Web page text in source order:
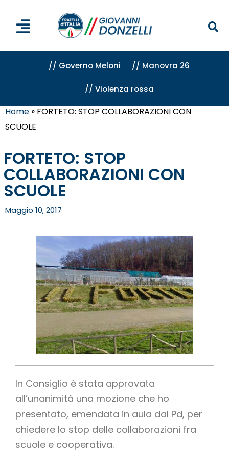
// Governo Meloni // Manovra 26
// Violenza rossa
Home » FORTETO: STOP COLLABORAZIONI CON
SCUOLE
FORTETO: STOP
COLLABORAZIONI CON
SCUOLE
Maggio 10, 2017
In Consiglio è stata approvata
all’unanimità una mozione che ho
presentato, emendata in aula dal Pd, per
chiedere lo stop delle collaborazioni fra
scuole e cooperativa.